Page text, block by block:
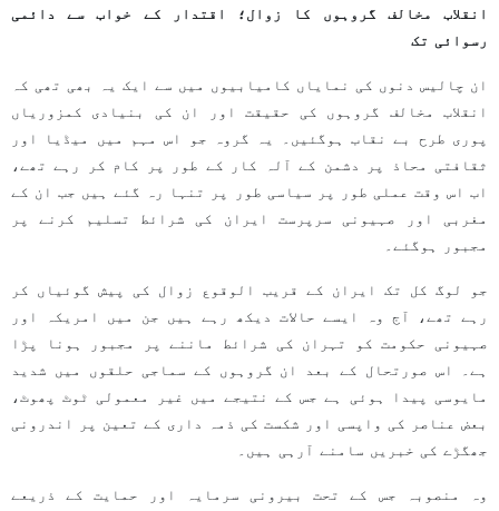
انقلاب مخالف گروہوں کا زوال؛ اقتدار کے خواب سے دائمی
رسوائی تک
ان چالیس دنوں کی نمایاں کامیابیوں میں سے ایک یہ بھی تھی کہ
انقلاب مخالف گروہوں کی حقیقت اور ان کی بنیادی کمزوریاں
پوری طرح بے نقاب ہوگئیں۔ یہ گروہ جو اس مہم میں میڈیا اور
ثقافتی محاذ پر دشمن کے آلہ کار کے طور پر کام کر رہے تھے،
اب اس وقت عملی طور پر سیاسی طور پر تنہا رہ گئے ہیں جب ان کے
مغربی اور صہیونی سرپرست ایران کی شرائط تسلیم کرنے پر
مجبور ہوگئے۔
جو لوگ کل تک ایران کے قریب الوقوع زوال کی پیش گوئیاں کر
رہے تھے، آج وہ ایسے حالات دیکھ رہے ہیں جن میں امریکہ اور
صہیونی حکومت کو تہران کی شرائط ماننے پر مجبور ہونا پڑا
ہے۔ اس صورتحال کے بعد ان گروہوں کے سماجی حلقوں میں شدید
مایوسی پیدا ہوئی ہے جس کے نتیجے میں غیر معمولی ٹوٹ پھوٹ،
بعض عناصر کی واپسی اور شکست کی ذمہ داری کے تعین پر اندرونی
جھگڑے کی خبریں سامنے آرہی ہیں۔
وہ منصوبہ جس کے تحت بیرونی سرمایہ اور حمایت کے ذریعے